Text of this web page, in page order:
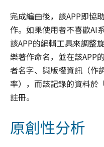
完成編曲後，該APP即協
作。如果使用者不喜歡AI
該APP的編輯工具來調整
樂著作命名，並在該APP
者名字、與版權資訊（作
率），而該記錄的資料於
註冊。
原創性分析